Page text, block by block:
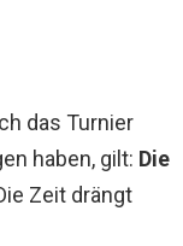
das Turnier
haben, gilt: Die
Zeit drängt